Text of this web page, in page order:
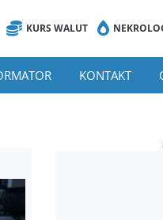
KURS WALUT
KONTAKT